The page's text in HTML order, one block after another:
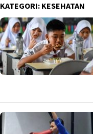
KATEGORI: KESEHATAN